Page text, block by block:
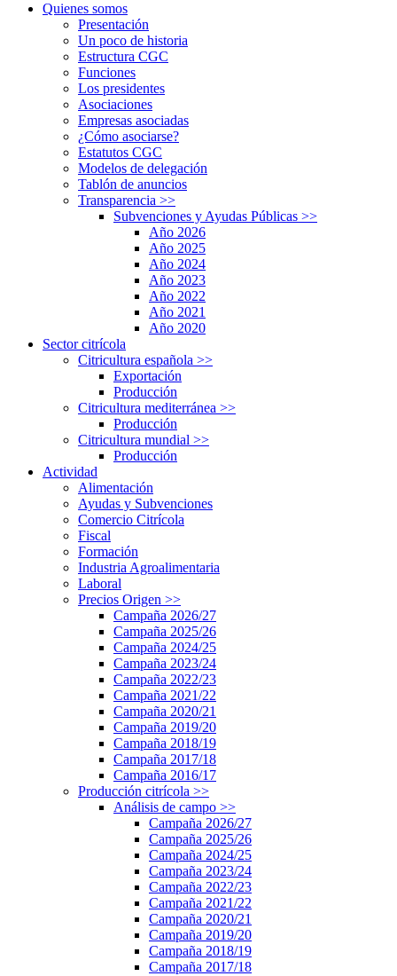
Quienes somos
Presentación
Un poco de historia
Estructura CGC
Funciones
Los presidentes
Asociaciones
Empresas asociadas
¿Cómo asociarse?
Estatutos CGC
Modelos de delegación
Tablón de anuncios
Transparencia >>
Subvenciones y Ayudas Públicas >>
Año 2026
Año 2025
Año 2024
Año 2023
Año 2022
Año 2021
Año 2020
Sector citrícola
Citricultura española >>
Exportación
Producción
Citricultura mediterránea >>
Producción
Citricultura mundial >>
Producción
Actividad
Alimentación
Ayudas y Subvenciones
Comercio Citrícola
Fiscal
Formación
Industria Agroalimentaria
Laboral
Precios Origen >>
Campaña 2026/27
Campaña 2025/26
Campaña 2024/25
Campaña 2023/24
Campaña 2022/23
Campaña 2021/22
Campaña 2020/21
Campaña 2019/20
Campaña 2018/19
Campaña 2017/18
Campaña 2016/17
Producción citrícola >>
Análisis de campo >>
Campaña 2026/27
Campaña 2025/26
Campaña 2024/25
Campaña 2023/24
Campaña 2022/23
Campaña 2021/22
Campaña 2020/21
Campaña 2019/20
Campaña 2018/19
Campaña 2017/18